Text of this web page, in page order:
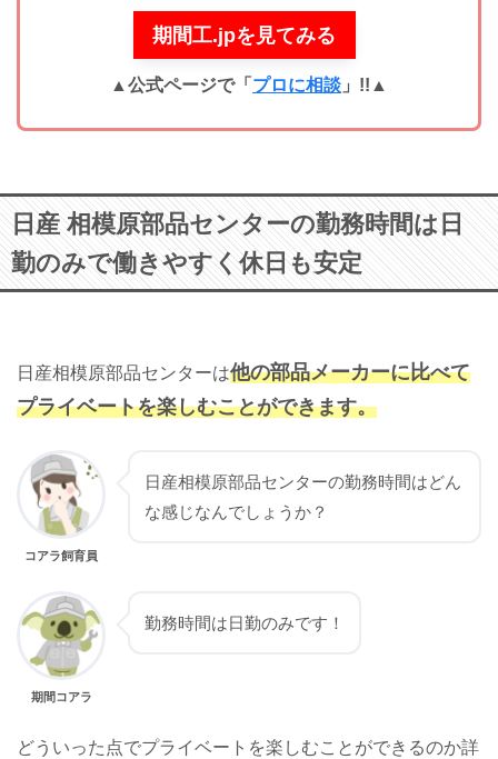
期間工.jpを見てみる
▲公式ページで「 プロに相談 」!! ▲
日産 相模原部品センターの勤務時間は日
勤のみで働きやすく休日も安定
日産相模原部品センターは他の部品メーカーに比べて
プライベートを楽しむことができます。
コアラ飼育員
日産相模原部品センターの勤務時間はどん
な感じなんでしょうか？
期間コアラ
勤務時間は日勤のみです！
どういった点でプライベートを楽しむことができるのか詳